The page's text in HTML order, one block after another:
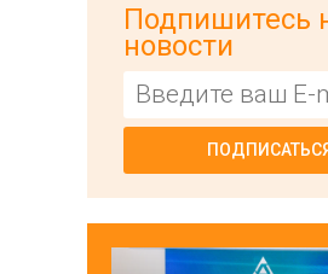
Подпишитесь
новости